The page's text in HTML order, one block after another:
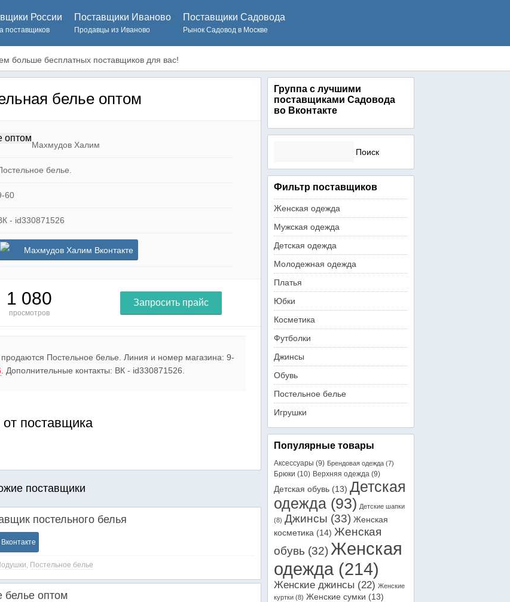
России
поставщиков
Поставщики Иваново
Продавцы из Иваново
Поставщики Садовода
Рынок Садовод в Москве
больше бесплатных поставщиков для вас!
белье оптом
Махмудов Халим
белье.
60
- id330871526
Махмудов Халим Вконтакте
1 080
просмотров
Запросить прайс
Постельное белье. Линия и номер магазина: 9-
. Дополнительные контакты: ВК - id330871526.
поставщика
поставщики
постельного белья
, Постельное белье
белье оптом
Группа с лучшими
поставщиками Садовода
во Вконтакте
Фильтр поставщиков
Женская одежда
Мужская одежда
Детская одежда
Молодежная одежда
Платья
Юбки
Косметика
Футболки
Джинсы
Обувь
Постельное белье
Игрушки
Популярные товары
Аксессуары (9) Брендовая одежда (7)
Брюки (10) Верхняя одежда (9)
Детская обувь (13) Детская
одежда (93) Детские шапки
(8) Джинсы (33) Женская
косметика (14) Женская
обувь (32) Женская
одежда (214)
Женские джинсы (22) Женские
куртки (8) Женские сумки (13)